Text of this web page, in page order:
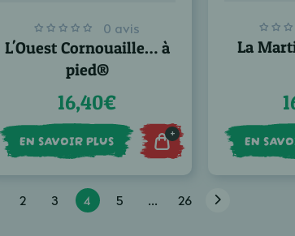
0 avis
L'Ouest Cornouaille… à
pied®
16,40€
EN SAVOIR PLUS +
La
EN
2 3 4 5 ... 26